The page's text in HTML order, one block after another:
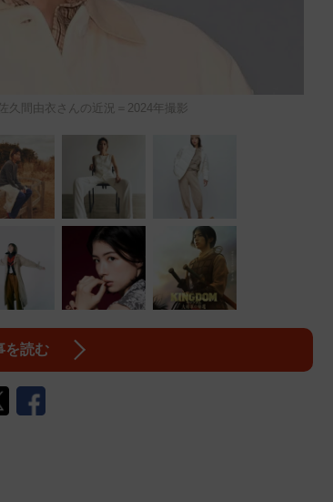
久間由衣さんの近況＝2024年撮影
を読む